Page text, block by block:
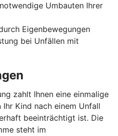
Umbauten Ihrer
Eigenbewegungen
bei Unfällen mit
zahlt Ihnen eine einmalige
Ihr Kind nach einem Unfall
beeinträchtigt ist. Die
steht im